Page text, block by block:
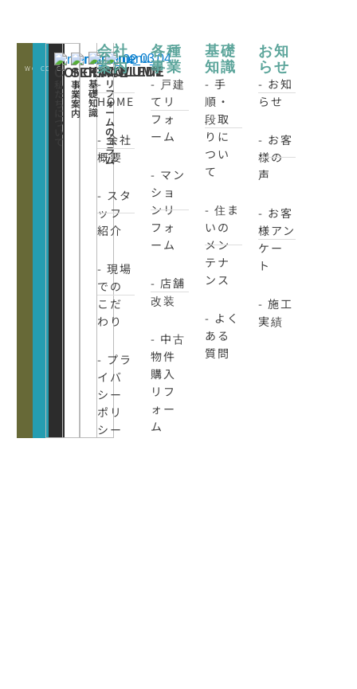
WORKSCONATCT
CLOSE
CONCEPT
私
た
ち
に
つ
い
て
SERVICE
事
業
案
内
KNOWLEDE
基
礎
知
識
COLUMN
リ
フ
ォ
ー
ム
の
コ
ラ
ム
会社
案内
-
HOME
- 会社
概要
- スタ
ッフ
紹介
- 現場
での
こだ
わり
- プラ
イバ
シー
ポリ
シー
各種
事業
- 戸建
てリ
フォ
ーム
- マン
ショ
ンリ
フォ
ーム
- 店舗
改装
- 中古
物件
購入
リフ
ォー
ム
基礎
知識
- 手
順・
段取
りに
つい
て
- 住ま
いの
メン
テナ
ンス
- よく
ある
質問
お知
らせ
- お知
らせ
- お客
様の
声
- お客
様アン
ケー
ト
- 施工
実績